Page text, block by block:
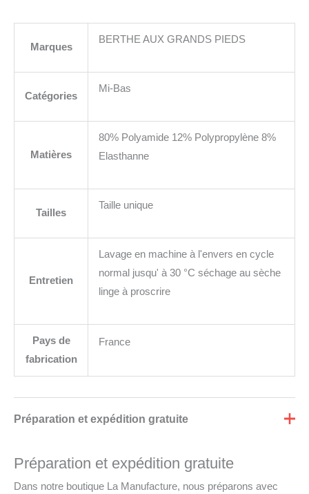
Marques
BERTHE AUX GRANDS PIEDS
Catégories
Mi-Bas
Matières
80% Polyamide 12% Polypropylène 8%
Elasthanne
Tailles
Taille unique
Entretien
Lavage en machine à l'envers en cycle
normal jusqu' à 30 °C séchage au sèche
linge à proscrire
Pays de
fabrication
France
Préparation et expédition gratuite
Préparation et expédition gratuite
Dans notre boutique La Manufacture, nous préparons avec